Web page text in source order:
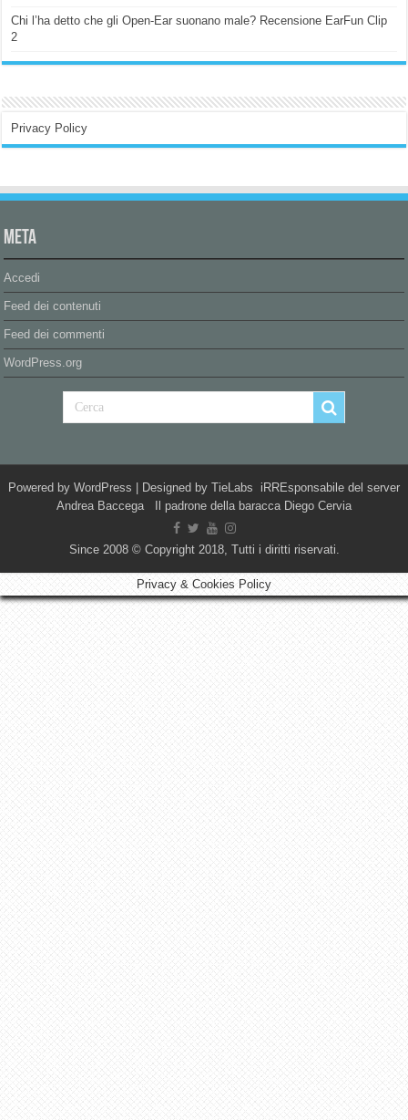
Chi l’ha detto che gli Open-Ear suonano male? Recensione EarFun Clip
2
Privacy Policy
Meta
Accedi
Feed dei contenuti
Feed dei commenti
WordPress.org
Powered by WordPress | Designed by TieLabs iRREsponsabile del server
Andrea Baccega Il padrone della baracca Diego Cervia
Since 2008 © Copyright 2018, Tutti i diritti riservati.
Privacy & Cookies Policy